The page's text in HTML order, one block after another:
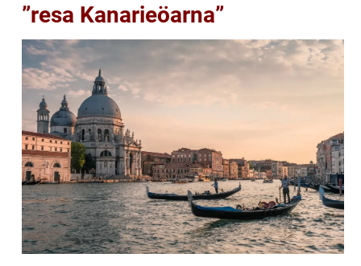
”resa Kanarieöarna”